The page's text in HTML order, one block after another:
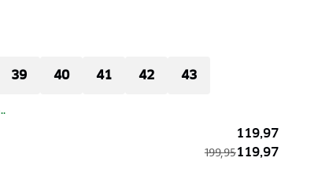
39 40 41 42 43
119,97
199,95119,97